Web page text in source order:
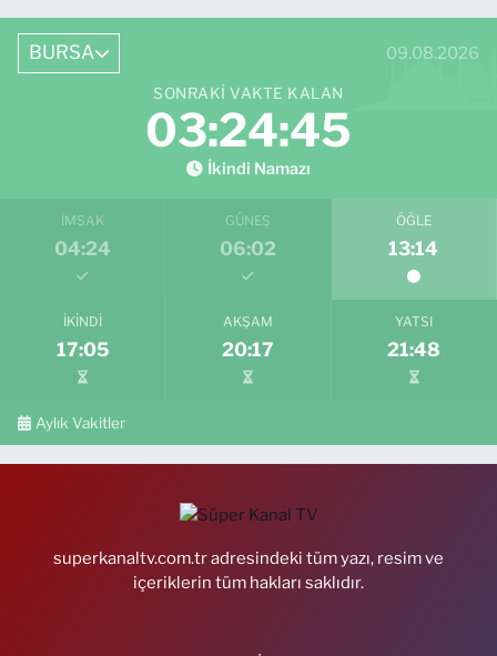
BURSA 09.08.2026
SONRAKI VAKTE KALAN
03:24:43
İkindi Namazı
İMSAK
04:24
GÜNEŞ
06:02
ÖĞLE
13:14
İKINDI
17:05
AKŞAM
20:17
YATSI
21:48
Aylık Vakitler
superkanaltv.com.tr adresindeki tüm yazı, resim ve
içeriklerin tüm hakları saklıdır.